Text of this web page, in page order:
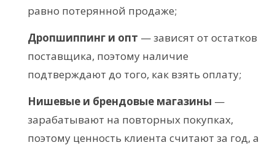
равно потерянной продаже;
Дропшиппинг и опт — зависят от остатков
поставщика, поэтому наличие
подтверждают до того, как взять оплату;
Нишевые и брендовые магазины —
зарабатывают на повторных покупках,
поэтому ценность клиента считают за год, а